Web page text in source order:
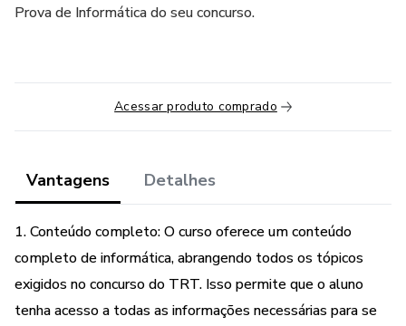
Prova de Informática do seu concurso.
Acessar produto comprado
Vantagens Detalhes
1. Conteúdo completo: O curso oferece um conteúdo
completo de informática, abrangendo todos os tópicos
exigidos no concurso do TRT. Isso permite que o aluno
tenha acesso a todas as informações necessárias para se